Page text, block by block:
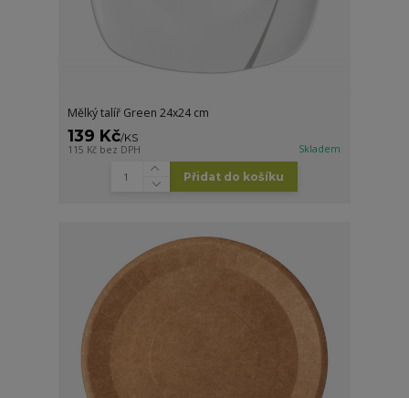
Mělký talíř Green 24x24 cm
139 Kč/KS
115 Kč bez DPH Skladem
Přidat do košíku